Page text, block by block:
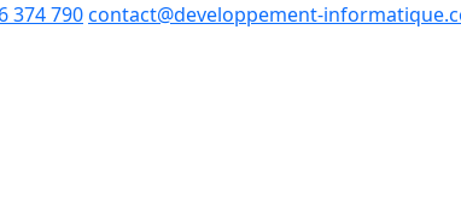
374 790contact@developpement-